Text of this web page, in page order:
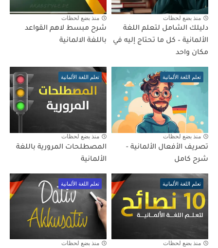
منذ بضع لحظات
دليلك الشامل لتعلم اللغة
الألمانية – كل ما تحتاج إليه في
مكان واحد
منذ بضع لحظات
شرح مبسط لاهم القواعد
باللغة الالمانية
تعلم اللغة الألمانية
منذ بضع لحظات
تصريف الأفعال الألمانية -
شرح كامل
تعلم اللغة الألمانية
منذ بضع لحظات
المصطلحات المرورية باللغة
الألمانية
تعلم اللغة الألمانية
منذ بضع لحظات
تعلم اللغة الألمانية
منذ بضع لحظات